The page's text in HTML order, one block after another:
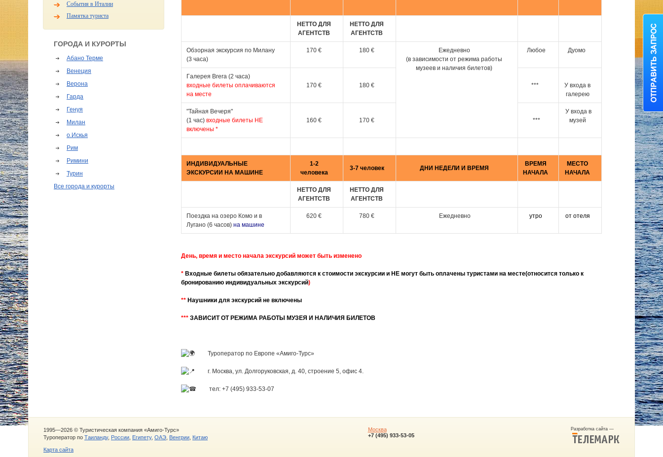
События в Италии
Памятка туриста
ГОРОДА И КУРОРТЫ
Абано Терме
Венеция
Верона
Гарда
Генуя
Милан
о.Искья
Рим
Римини
Турин
Все города и курорты
НЕТТО ДЛЯ
АГЕНТСТВ
НЕТТО ДЛЯ
АГЕНТСТВ
Обзорная экскурсия по Милану
(3 часа)
170 € 180€
Ежедневно
(в зависимости от режима работы
музеев и наличия билетов)
Любое Дуомо
Γалерея Brera (2 часа)
входные билеты оплачиваются
на месте
170€ 180€ ***
У входа в
галерею
"Тайная Вечеря"
(1 час)входные билеты НЕ
включены *
160€ 170€ ***
У входа в
музей
ИНДИВИДУАЛЬНЫЕ
ЭКСКУРСИИ НА МАШИНЕ
1-2
человека
3-7 человек ДНИ НЕДЕЛИ И ВРЕМЯ
ВРЕМЯ
НАЧАЛА
МЕСТО
НАЧАЛА
НЕТТО ДЛЯ
АГЕНТСТВ
НЕТТО ДЛЯ
АГЕНТСТВ
Поездка на озеро Комо и в
Лугано (6 часов) на машине
620€ 780€ Ежедневно утро от отеля
День, время и место начала экскурсий может быть изменено
* Входные билеты обязательно добавляются к стоимости экскурсии и НЕ могут быть оплачены туристами на месте(относится только к
бронированию индивидуальных экскурсий)
** Наушники для экскурсий не включены
*** ЗАВИСИТ ОТ РЕЖИМА РАБОТЫ МУЗЕЯ И НАЛИЧИЯ БИЛЕТОВ
Туроператор по Европе «Амиго-Турс»
г. Москва, ул. Долгоруковская, д. 40, строение 5, офис 4.
тел: +7 (495) 933-53-07
1995—2026 © Туристическая компания «Амиго-Турс»
Туроператор по Таиланду, России Египету, ОАЭ Венгрии Китаю
Карта сайта
Разработка сайта —
Москва
+7 (495) 933-53-05